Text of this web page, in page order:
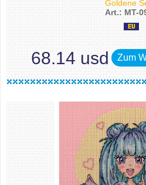
Goldene
Art.: MT-
68.14 usd Zum